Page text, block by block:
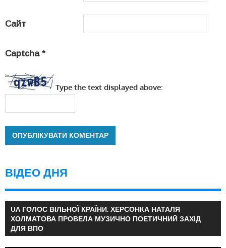
Сайт
Captcha *
Type the text displayed above:
ВІДЕО ДНЯ
UA ГОЛОС ВІЛЬНОЇ КРАЇНИ: ХЕРСОНКА НАТАЛЯ
ХОЛМАТОВА ПРОВЕЛА МУЗИЧНО ПОЕТИЧНИЙ ЗАХІД
ДЛЯ ВПО